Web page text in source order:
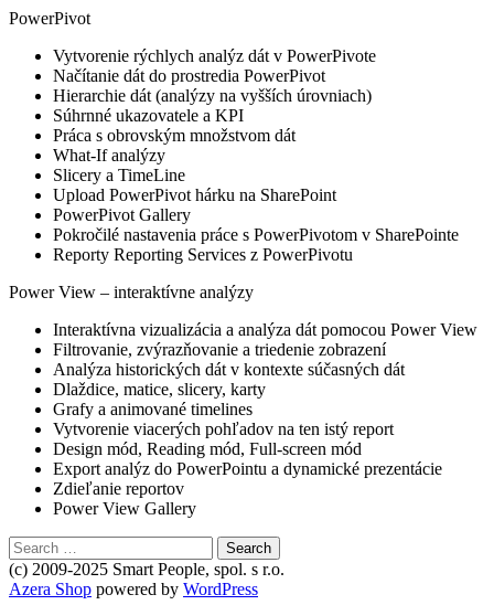
PowerPivot
Vytvorenie rýchlych analýz dát v PowerPivote
Načítanie dát do prostredia PowerPivot
Hierarchie dát (analýzy na vyšších úrovniach)
Súhrnné ukazovatele a KPI
Práca s obrovským množstvom dát
What-If analýzy
Slicery a TimeLine
Upload PowerPivot hárku na SharePoint
PowerPivot Gallery
Pokročilé nastavenia práce s PowerPivotom v SharePointe
Reporty Reporting Services z PowerPivotu
Power View – interaktívne analýzy
Interaktívna vizualizácia a analýza dát pomocou Power View
Filtrovanie, zvýrazňovanie a triedenie zobrazení
Analýza historických dát v kontexte súčasných dát
Dlaždice, matice, slicery, karty
Grafy a animované timelines
Vytvorenie viacerých pohľadov na ten istý report
Design mód, Reading mód, Full-screen mód
Export analýz do PowerPointu a dynamické prezentácie
Zdieľanie reportov
Power View Gallery
Search
for:
(c) 2009-2025 Smart People, spol. s r.o.
Azera Shop powered by WordPress